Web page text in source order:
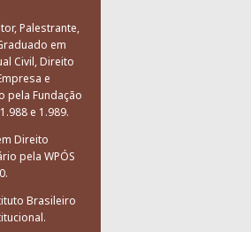
Palestrante,
em
Civil, Direito
e
pela Fundação
e 1.989.
Direito
pela WPÓS
Brasileiro